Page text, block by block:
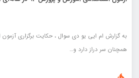
به گزارش ام ایی یو دی سوال ، حکایت برگزاری
همچنان سر دراز دارد و…